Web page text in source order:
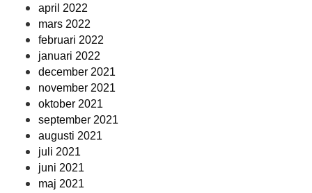
april 2022
mars 2022
februari 2022
januari 2022
december 2021
november 2021
oktober 2021
september 2021
augusti 2021
juli 2021
juni 2021
maj 2021